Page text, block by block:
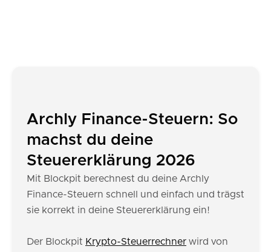
Archly Finance-Steuern: So
machst du deine
Steuererklärung 2026
Mit Blockpit berechnest du deine Archly
Finance-Steuern schnell und einfach und trägst
sie korrekt in deine Steuererklärung ein!
Der Blockpit Krypto-Steuerrechner wird von